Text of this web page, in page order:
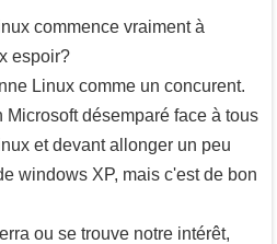
commence vraiment à
espoir?
Linux comme un concurent.
désemparé face à tous
et devant allonger un peu
windows XP, mais c'est de bon
ou se trouve notre intérêt,